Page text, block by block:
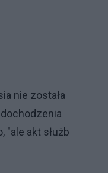
nie została
"ale akt służb